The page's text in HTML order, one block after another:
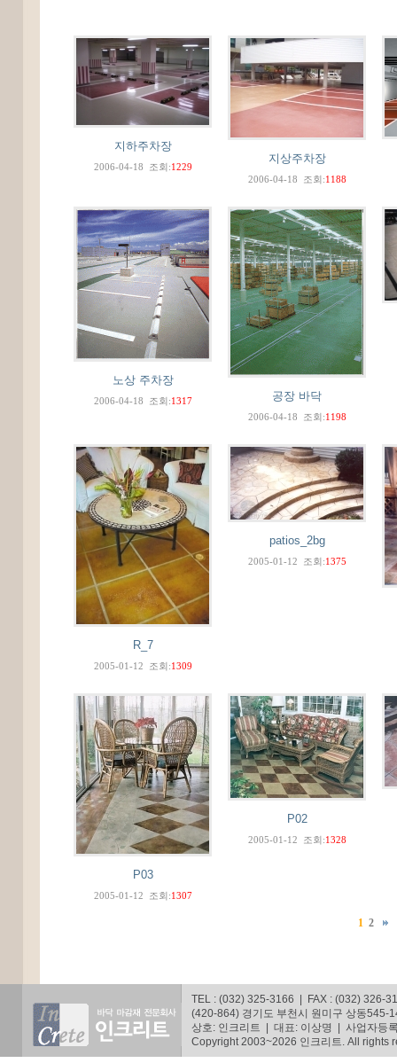
지하주차장
2006-04-18 조회:1229
지상주차장
2006-04-18 조회:1188
노상 주차장
2006-04-18 조회:1317 공장 바닥
2006-04-18 조회:1198
R_7
2005-01-12 조회:1309
patios_2bg
2005-01-12 조회:1375
P03
2005-01-12 조회:1307
P02
2005-01-12 조회:1328
1 2
TEL : (032) 325-3166 | FAX : (032) 326-
(420-864) 경기도 부천시 원미구 상동545-
상호: 인크리트 | 대표: 이상명 | 사업자등
Copyright 2003~2026 인크리트. All